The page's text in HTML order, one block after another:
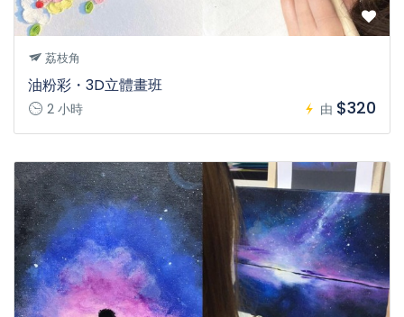
荔枝角
油粉彩・3D立體畫班
2 小時 由 $320